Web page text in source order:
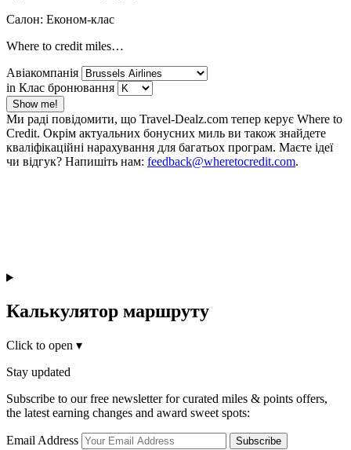
Салон: Економ-клас
Where to credit miles…
Авіакомпанія
in Клас бронювання
Show me!
Ми раді повідомити, що Travel-Dealz.com тепер керує Where to
Credit. Окрім актуальних бонусних миль ви також знайдете
кваліфікаційні нарахування для багатьох програм. Маєте ідеї
чи відгук? Напишіть нам: feedback@wheretocredit.com.
Калькулятор маршруту
Click to open ▾
Stay updated
Subscribe to our free newsletter for curated miles & points offers,
the latest earning changes and award sweet spots:
Email Address Subscribe